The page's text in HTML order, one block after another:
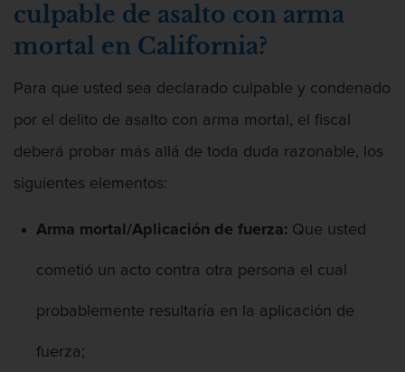
Conducir con una licencia suspendida
Evadir a un oficial de policía
Robo de auto
Delitos de Cuello Blanco
Apropiación Indebida De Fondos
culpable de asalto con arma
mortal en California?
Para que usted sea declarado culpable y condenado
por el delito de asalto con arma mortal, el fiscal
deberá probar más allá de toda duda razonable, los
siguientes elementos:
Arma mortal/Aplicación de fuerza: Que usted
cometió un acto contra otra persona el cual
probablemente resultaría en la aplicación de
fuerza;